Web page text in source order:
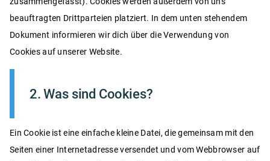
beauftragten Drittparteien platziert. In dem unten stehendem
Dokument informieren wir dich über die Verwendung von
Cookies auf unserer Website.
2. Was sind Cookies?
Ein Cookie ist eine einfache kleine Datei, die gemeinsam mit den
Seiten einer Internetadresse versendet und vom Webbrowser auf